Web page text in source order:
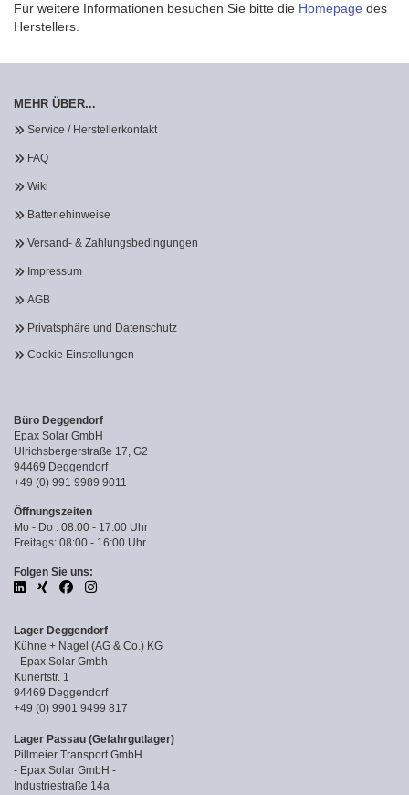
Für weitere Informationen besuchen Sie bitte die Homepage des
Herstellers.
MEHR ÜBER...
Service / Herstellerkontakt
FAQ
Wiki
Batteriehinweise
Versand- & Zahlungsbedingungen
Impressum
AGB
Privatsphäre und Datenschutz
Cookie Einstellungen
Büro Deggendorf
Epax Solar GmbH
Ulrichsbergerstraße 17, G2
94469 Deggendorf
+49 (0) 991 9989 9011
Öffnungszeiten
Mo - Do : 08:00 - 17:00 Uhr
Freitags: 08:00 - 16:00 Uhr
Folgen Sie uns:
Lager Deggendorf
Kühne + Nagel (AG & Co.) KG
- Epax Solar Gmbh -
Kunertstr. 1
94469 Deggendorf
+49 (0) 9901 9499 817
Lager Passau (Gefahrgutlager)
Pillmeier Transport GmbH
- Epax Solar GmbH -
Industriestraße 14a